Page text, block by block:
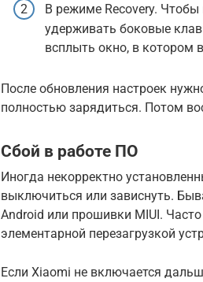
В режиме Recovery. Чтобы
удерживать боковые
всплыть окно, в котором
После обновления настроек
полностью зарядиться. Потом
Сбой в работе ПО
Иногда некорректно
выключиться или зависнуть.
Android или прошивки MIUI.
элементарной перезагрузкой
Если Xiaomi не включается